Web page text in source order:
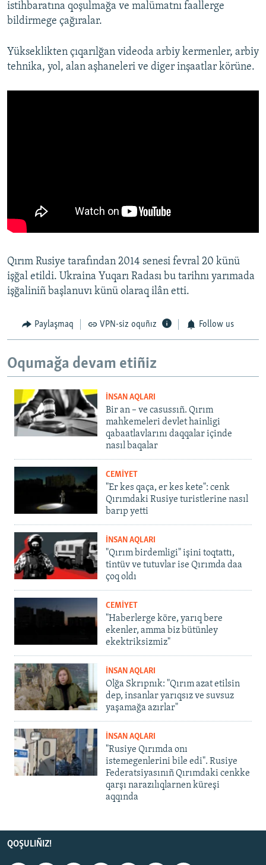
istihbaratına qoşulmağa ve malümatnı faallerge
bildirmege çağıralar.
Yükseklikten çıqarılğan videoda arbiy kermenler, arbiy
tehnika, yol, alan aşhaneleri ve diger inşaatlar körüne.
Qırım Rusiye tarafından 2014 senesi fevral 20 künü
işğal etildi. Ukraina Yuqarı Radası bu tarihnı yarımada
işğaliniñ başlanuvı künü olaraq ilân etti.
Paylaşmaq VPN-siz oquñız Follow us
Oqumağa devam etiñiz
İNSAN AQLARI
Bir an – ve casussıñ. Qırım
mahkemeleri devlet hainligi
qabaatlavlarını daqqalar içinde
nasıl baqalar
CEMİYET
"Er kes qaça, er kes kete": cenk
Qırımdaki Rusiye turistlerine nasıl
barıp yetti
İNSAN AQLARI
"Qırım birdemligi" işini toqtattı,
tintüv ve tutuvlar ise Qırımda daa
çoq oldı
CEMİYET
"Haberlerge köre, yarıq bere
ekenler, amma biz bütünley
ekektriksizmiz"
İNSAN AQLARI
Olğa Skrıpnık: "Qırım azat etilsin
dep, insanlar yarıqsız ve suvsuz
yaşamağa azırlar"
İNSAN AQLARI
"Rusiye Qırımda onı
istemegenlerini bile edi". Rusiye
Federatsiyasınıñ Qırımdaki cenkke
qarşı narazılıqlarnen küreşi
aqqında
QOŞULIÑIZ!